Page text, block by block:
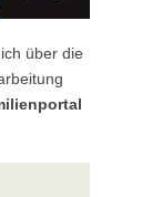
über die